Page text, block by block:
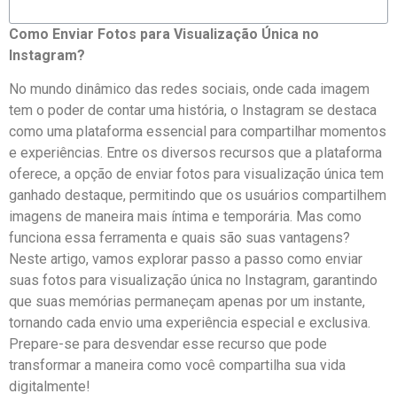
Como Enviar Fotos para Visualização Única ​no
Instagram?
No mundo‌ dinâmico das redes sociais, onde cada imagem
tem o poder de contar ⁢uma⁢ história, o Instagram se destaca
como ​uma plataforma essencial para compartilhar momentos
e experiências. Entre‍ os diversos recursos que​ a plataforma
oferece, a opção de enviar fotos para visualização única tem
ganhado destaque,​ permitindo que ⁣os ⁣usuários compartilhem
imagens de maneira mais íntima‍ e temporária. Mas como
funciona essa ferramenta ⁤e quais são suas vantagens?
Neste ⁤artigo, vamos explorar passo a⁢ passo​ como enviar
suas‌ fotos⁢ para visualização única no‌ Instagram, garantindo
que suas memórias⁤ permaneçam‌ apenas por um instante,
tornando cada envio⁣ uma experiência⁢ especial e exclusiva.⁢
Prepare-se⁢ para desvendar esse recurso que pode‍
transformar a maneira como‍ você compartilha sua vida
digitalmente!